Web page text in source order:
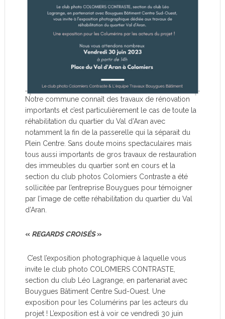
Notre commune connaît des travaux de rénovation
importants et c’est particulièrement le cas de toute la
réhabilitation du quartier du Val d’Aran avec
notamment la fin de la passerelle qui la séparait du
Plein Centre. Sans doute moins spectaculaires mais
tous aussi importants de gros travaux de restauration
des immeubles du quartier sont en cours et la
section du club photos Colomiers Contraste a été
sollicitée par l’entreprise Bouygues pour témoigner
par l’image de cette réhabilitation du quartier du Val
d’Aran.
« REGARDS CROISÉS»
C’est l’exposition photographique à laquelle vous
invite le club photo COLOMIERS CONTRASTE,
section du club Léo Lagrange, en partenariat avec
Bouygues Bâtiment Centre Sud-Ouest. Une
exposition pour les Columérins par les acteurs du
projet ! L’exposition est à voir ce vendredi 30 juin